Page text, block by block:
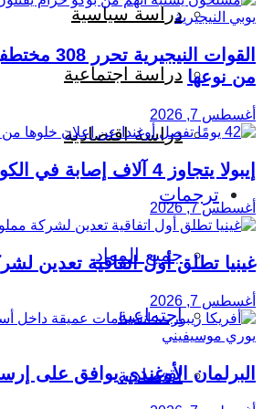
دراسة سياسية
دراسة اجتماعية
دراسة اقتصادية
ترجمات
جميع المواد
اجتماعية
اقتصادية
القوات
من نوعها
أغسطس 7, 2026
إيبولا يتجاوز 4 آلاف إصابة في الكونغو الديمقراطية
أغسطس 7, 2026
غينيا تطلق أول اتفاقية تعدين
أغسطس 7, 2026
البرلمان الأوغندي يوافق على